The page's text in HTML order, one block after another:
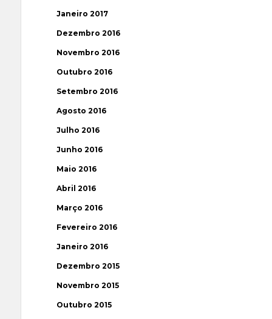
Janeiro 2017
Dezembro 2016
Novembro 2016
Outubro 2016
Setembro 2016
Agosto 2016
Julho 2016
Junho 2016
Maio 2016
Abril 2016
Março 2016
Fevereiro 2016
Janeiro 2016
Dezembro 2015
Novembro 2015
Outubro 2015